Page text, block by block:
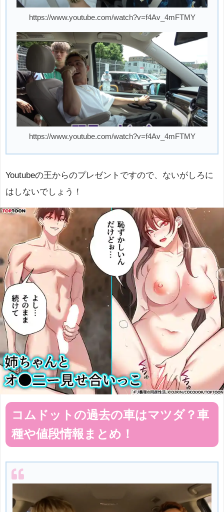
https://www.youtube.com/watch?v=f4Av_4mFTMY
https://www.youtube.com/watch?v=f4Av_4mFTMY
Youtubeの王からのプレゼントですので、ないがしろに
はしないでしょう！
コムドットの過去の車はマツダ？車
種や値段情報まとめ！